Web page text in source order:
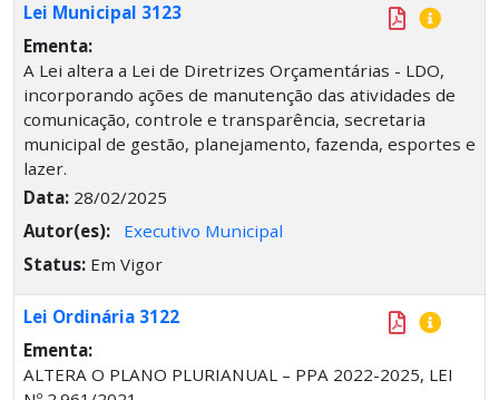
Lei Municipal 3123
Ementa:
A Lei altera a Lei de Diretrizes Orçamentárias - LDO,
incorporando ações de manutenção das atividades de
comunicação, controle e transparência, secretaria
municipal de gestão, planejamento, fazenda, esportes e
lazer.
Data: 28/02/2025
Autor(es):
Executivo Municipal
Status: Em Vigor
Lei Ordinária 3122
Ementa:
ALTERA O PLANO PLURIANUAL – PPA 2022-2025, LEI